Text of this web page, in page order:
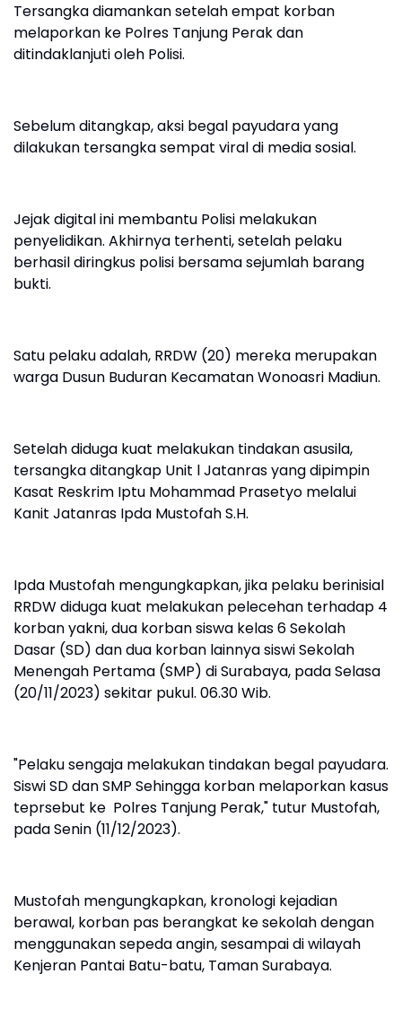
Tersangka diamankan setelah empat korban
melaporkan ke Polres Tanjung Perak dan
ditindaklanjuti oleh Polisi.
Sebelum ditangkap, aksi begal payudara yang
dilakukan tersangka sempat viral di media sosial.
Jejak digital ini membantu Polisi melakukan
penyelidikan. Akhirnya terhenti, setelah pelaku
berhasil diringkus polisi bersama sejumlah barang
bukti.
Satu pelaku adalah, RRDW (20) mereka merupakan
warga Dusun Buduran Kecamatan Wonoasri Madiun.
Setelah diduga kuat melakukan tindakan asusila,
tersangka ditangkap Unit l Jatanras yang dipimpin
Kasat Reskrim Iptu Mohammad Prasetyo melalui
Kanit Jatanras Ipda Mustofah S.H.
Ipda Mustofah mengungkapkan, jika pelaku berinisial
RRDW diduga kuat melakukan pelecehan terhadap 4
korban yakni, dua korban siswa kelas 6 Sekolah
Dasar (SD) dan dua korban lainnya siswi Sekolah
Menengah Pertama (SMP) di Surabaya, pada Selasa
(20/11/2023) sekitar pukul. 06.30 Wib.
"Pelaku sengaja melakukan tindakan begal payudara.
Siswi SD dan SMP Sehingga korban melaporkan kasus
teprsebut ke Polres Tanjung Perak," tutur Mustofah,
pada Senin (11/12/2023).
Mustofah mengungkapkan, kronologi kejadian
berawal, korban pas berangkat ke sekolah dengan
menggunakan sepeda angin, sesampai di wilayah
Kenjeran Pantai Batu-batu, Taman Surabaya.